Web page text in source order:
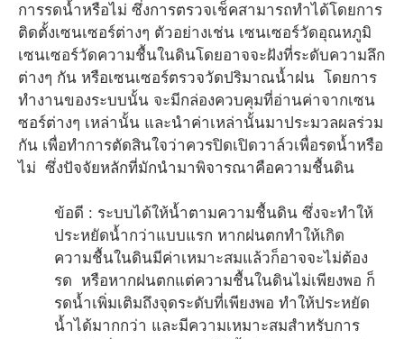
การรดน้ำหรือไม่ ซึ่งการตรวจเช็คสามารถทำได้โดยการ
ติดตั้งเซนเซอร์ต่างๆ ตัวอย่างเช่น เซนเซอร์วัดอุณหภูมิ
เซนเซอร์วัดความชื้นในดินโดยอาจจะฝังที่ระดับความลึก
ต่างๆ กัน หรือเซนเซอร์ตรวจวัดปริมาณน้ำฝน โดยการ
ทำงานของระบบนั้น จะมีกล่องควบคุมที่อ่านค่าจากเซน
ซอร์ต่างๆ เหล่านั้น และนำค่าเหล่านั้นมาประมวลผลร่วม
กัน เพื่อทำการตัดสินใจว่าควรปิดเปิดวาล์วเพื่อรดน้ำหรือ
ไม่ ซึ่งปัจจัยหลักที่มักนำมาพิจารณาคือความชื้นดิน
ข้อดี : ระบบได้ให้น้ำตามความชื้นดิน ซึ่งจะทำให้
ประหยัดน้ำกว่าแบบแรก หากฝนตกทำให้เกิด
ความชื้นในดินมีค่าเหมาะสมแล้วก็อาจจะไม่ต้อง
รด หรือหากฝนตกแต่ความชื้นในดินไม่เพียงพอ ก็
รดน้ำเพิ่มเติมถึงจุดระดับที่เพียงพอ ทำให้ประหยัด
น้ำได้มากกว่า และมีความเหมาะสมสำหรับการ